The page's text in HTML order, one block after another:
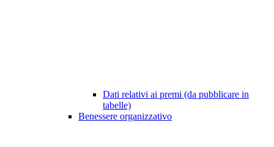
Dati relativi ai premi (da pubblicare in
tabelle)
Benessere organizzativo